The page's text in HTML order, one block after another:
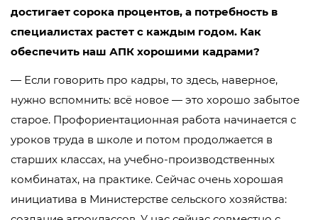
достигает сорока процентов, а потребность в
специалистах растет с каждым годом. Как
обеспечить наш АПК хорошими кадрами?
— Если говорить про кадры, то здесь, наверное,
нужно вспомнить: всё новое — это хорошо забытое
старое. Профориентационная работа начинается с
уроков труда в школе и потом продолжается в
старших классах, на учебно-производственных
комбинатах, на практике. Сейчас очень хорошая
инициатива в Министерстве сельского хозяйства: